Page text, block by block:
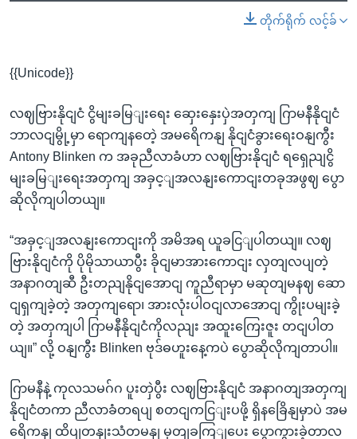
တိုက်ရိုက် လင့်ခ်
{{Unicode}}
လဈဗြားနိုငျငံ ငွိမျးခမြျးရေး ဆှေးနှေးပှဲအတှကျ ဂြာမနီနိုငျငံ
ဘာလငျမွို့မှာ ရောကျနတေဲ့ အမရေိကနျ နိုငျငံခွားရေးဝနျကွီး
Antony Blinken က အခုညီလာခံဟာ လဈဗြားနိုငျငံ ရရှေညျငွိ
မျးခမြျးရေးအတှကျ အခှင့ျအလနျးကောငျးတခုအဖွဈ ပွော
ဆိုလိုကျပါတယျ။
“အခှင့ျအလနျးကောငျးကို အမိအရ ယူခငြျပါတယျ။ လဈ
ဗြားနိုငျငံကို ပိုမိုသာယာပွီး ခိုငျမာအားကောငျး လှတျလပျတဲ့
အနာဂတျဆီ ဦးတညျနိုငျအောငျ ကူညီရာမှာ မဆုတျမနဈ ဆော
ငျရှကျခဲ့တဲ့ အတှကျရော၊ အားလုံးပါဝငျလာအောငျ ကွိုးပမျးခဲ့
တဲ့ အတှကျပါ ဂြာမနီနိုငျငံကိုလညျး အထူးကြေးဇူး တငျပါတ
ယျ။” လို့ ဝနျကွီး Blinken ဗုဒ်ဓဟူးနေ့ကပဲ ပွောဆိုလိုကျတာပါ။
ဂြာမနီနဲ့ ကုလသမဂ်ဂ ပူးတှဲပွီး လဈဗြားနိုငျငံ အနာဂတျအတှကျ
နိုငျငံတကာ ညီလာခံတရပျ စတငျကငြျးပဖို့ ရှိနခြေိနျမှာပဲ အမ
ရေိကနျ ထိပျတနျးသံတမနျ မှတျခကြျပေး ပွောကွားခဲ့တာလ